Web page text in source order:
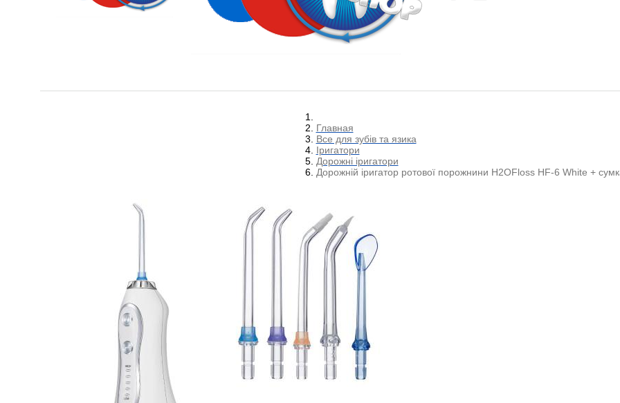
Главная
Все для зубів та язика
Іригатори
Дорожні іригатори
Дорожній іригатор ротової порожнини H2OFloss HF-6 White +